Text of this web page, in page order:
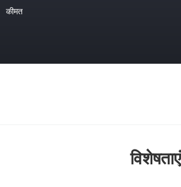
कीमत
विशेषताएं